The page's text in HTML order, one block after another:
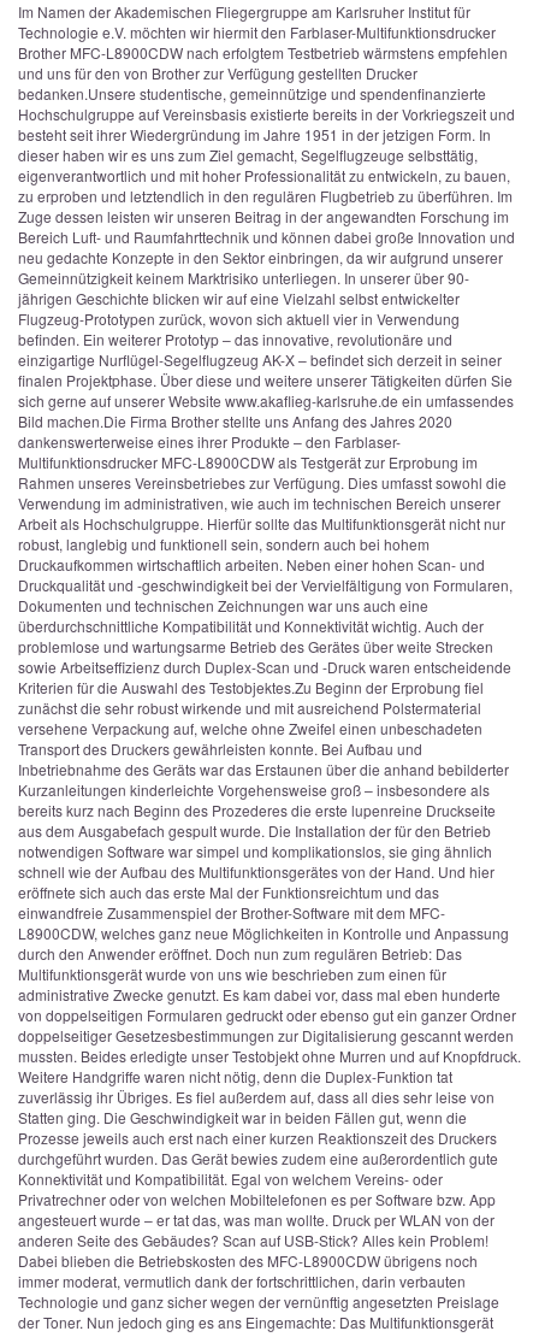
Im Namen der Akademischen Fliegergruppe am Karlsruher Institut für
Technologie e.V. möchten wir hiermit den Farblaser-Multifunktionsdrucker
Brother MFC-L8900CDW nach erfolgtem Testbetrieb wärmstens empfehlen
und uns für den von Brother zur Verfügung gestellten Drucker
bedanken.Unsere studentische, gemeinnützige und spendenfinanzierte
Hochschulgruppe auf Vereinsbasis existierte bereits in der Vorkriegszeit und
besteht seit ihrer Wiedergründung im Jahre 1951 in der jetzigen Form. In
dieser haben wir es uns zum Ziel gemacht, Segelflugzeuge selbsttätig,
eigenverantwortlich und mit hoher Professionalität zu entwickeln, zu bauen,
zu erproben und letztendlich in den regulären Flugbetrieb zu überführen. Im
Zuge dessen leisten wir unseren Beitrag in der angewandten Forschung im
Bereich Luft- und Raumfahrttechnik und können dabei große Innovation und
neu gedachte Konzepte in den Sektor einbringen, da wir aufgrund unserer
Gemeinnützigkeit keinem Marktrisiko unterliegen. In unserer über 90-
jährigen Geschichte blicken wir auf eine Vielzahl selbst entwickelter
Flugzeug-Prototypen zurück, wovon sich aktuell vier in Verwendung
befinden. Ein weiterer Prototyp – das innovative, revolutionäre und
einzigartige Nurflügel-Segelflugzeug AK-X – befindet sich derzeit in seiner
finalen Projektphase. Über diese und weitere unserer Tätigkeiten dürfen Sie
sich gerne auf unserer Website www.akaflieg-karlsruhe.de ein umfassendes
Bild machen.Die Firma Brother stellte uns Anfang des Jahres 2020
dankenswerterweise eines ihrer Produkte – den Farblaser-
Multifunktionsdrucker MFC-L8900CDW als Testgerät zur Erprobung im
Rahmen unseres Vereinsbetriebes zur Verfügung. Dies umfasst sowohl die
Verwendung im administrativen, wie auch im technischen Bereich unserer
Arbeit als Hochschulgruppe. Hierfür sollte das Multifunktionsgerät nicht nur
robust, langlebig und funktionell sein, sondern auch bei hohem
Druckaufkommen wirtschaftlich arbeiten. Neben einer hohen Scan- und
Druckqualität und -geschwindigkeit bei der Vervielfältigung von Formularen,
Dokumenten und technischen Zeichnungen war uns auch eine
überdurchschnittliche Kompatibilität und Konnektivität wichtig. Auch der
problemlose und wartungsarme Betrieb des Gerätes über weite Strecken
sowie Arbeitseffizienz durch Duplex-Scan und -Druck waren entscheidende
Kriterien für die Auswahl des Testobjektes.Zu Beginn der Erprobung fiel
zunächst die sehr robust wirkende und mit ausreichend Polstermaterial
versehene Verpackung auf, welche ohne Zweifel einen unbeschadeten
Transport des Druckers gewährleisten konnte. Bei Aufbau und
Inbetriebnahme des Geräts war das Erstaunen über die anhand bebilderter
Kurzanleitungen kinderleichte Vorgehensweise groß – insbesondere als
bereits kurz nach Beginn des Prozederes die erste lupenreine Druckseite
aus dem Ausgabefach gespult wurde. Die Installation der für den Betrieb
notwendigen Software war simpel und komplikationslos, sie ging ähnlich
schnell wie der Aufbau des Multifunktionsgerätes von der Hand. Und hier
eröffnete sich auch das erste Mal der Funktionsreichtum und das
einwandfreie Zusammenspiel der Brother-Software mit dem MFC-
L8900CDW, welches ganz neue Möglichkeiten in Kontrolle und Anpassung
durch den Anwender eröffnet. Doch nun zum regulären Betrieb: Das
Multifunktionsgerät wurde von uns wie beschrieben zum einen für
administrative Zwecke genutzt. Es kam dabei vor, dass mal eben hunderte
von doppelseitigen Formularen gedruckt oder ebenso gut ein ganzer Ordner
doppelseitiger Gesetzesbestimmungen zur Digitalisierung gescannt werden
mussten. Beides erledigte unser Testobjekt ohne Murren und auf Knopfdruck.
Weitere Handgriffe waren nicht nötig, denn die Duplex-Funktion tat
zuverlässig ihr Übriges. Es fiel außerdem auf, dass all dies sehr leise von
Statten ging. Die Geschwindigkeit war in beiden Fällen gut, wenn die
Prozesse jeweils auch erst nach einer kurzen Reaktionszeit des Druckers
durchgeführt wurden. Das Gerät bewies zudem eine außerordentlich gute
Konnektivität und Kompatibilität. Egal von welchem Vereins- oder
Privatrechner oder von welchen Mobiltelefonen es per Software bzw. App
angesteuert wurde – er tat das, was man wollte. Druck per WLAN von der
anderen Seite des Gebäudes? Scan auf USB-Stick? Alles kein Problem!
Dabei blieben die Betriebskosten des MFC-L8900CDW übrigens noch
immer moderat, vermutlich dank der fortschrittlichen, darin verbauten
Technologie und ganz sicher wegen der vernünftig angesetzten Preislage
der Toner. Nun jedoch ging es ans Eingemachte: Das Multifunktionsgerät